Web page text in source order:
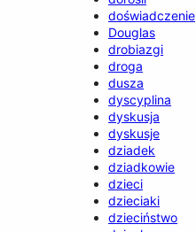
doświadczenie
Douglas
drobiazgi
droga
dusza
dyscyplina
dyskusja
dyskusje
dziadek
dziadkowie
dzieci
dzieciaki
dzieciństwo